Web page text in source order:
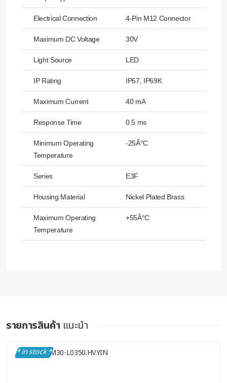
Electrical Connection 4-Pin M12 Connector
Maximum DC Voltage 30V
Light Source LED
IP Rating IP67, IP69K
Maximum Current 40 mA
Response Time 0.5 ms
Minimum Operating
Temperature
-25Â°C
Series E3F
Housing Material Nickel Plated Brass
Maximum Operating
Temperature
+55Â°C
รายการสินค้า แนะนำ
* in stock *